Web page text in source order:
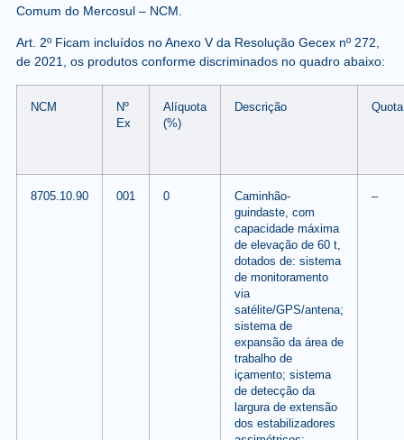
Comum do Mercosul – NCM.
Art. 2ºFicam incluídos no Anexo V da Resolução Gecex nº 272,
de 2021, os produtos conforme discriminados no quadro abaixo:
NCM
Nº
Ex
Alíquota
(%)
Descrição Quota
8705.10.90 001 0
Caminhão-
guindaste, com
capacidade máxima
de elevação de 60 t,
dotados de: sistema
de monitoramento
via
satélite/GPS/antena;
sistema de
expansão da área de
trabalho de
içamento; sistema
de detecção da
largura de extensão
dos estabilizadores
–